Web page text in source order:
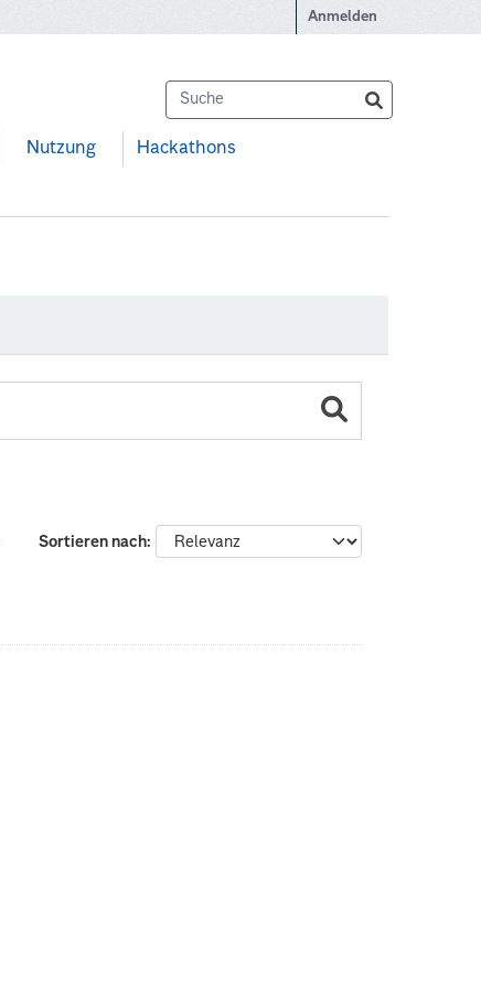
Anmelden
Nutzung Hackathons
Sortieren nach